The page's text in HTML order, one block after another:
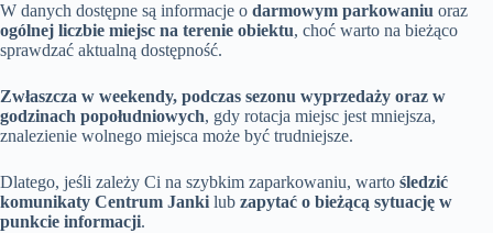
W danych dostępne są informacje o darmowym parkowaniu oraz
ogólnej liczbie miejsc na terenie obiektu, choć warto na bieżąco
sprawdzać aktualną dostępność.
Zwłaszcza w weekendy, podczas sezonu wyprzedaży oraz w
godzinach popołudniowych, gdy rotacja miejsc jest mniejsza,
znalezienie wolnego miejsca może być trudniejsze.
Dlatego, jeśli zależy Ci na szybkim zaparkowaniu, warto śledzić
komunikaty Centrum Janki lub zapytać o bieżącą sytuację w
punkcie informacji.